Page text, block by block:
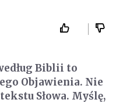
Biblii to
Objawienia. Nie
Słowa. Myślę,